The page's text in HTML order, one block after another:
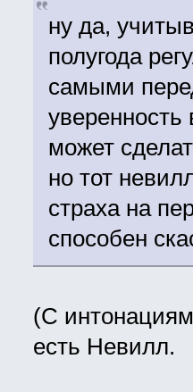
ну да,
полугода
самыми
может
но тот
страха на
способен
(С
есть Невилл.